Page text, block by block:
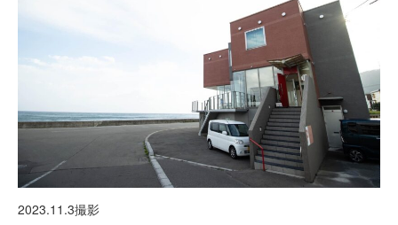
2023.11.3撮影